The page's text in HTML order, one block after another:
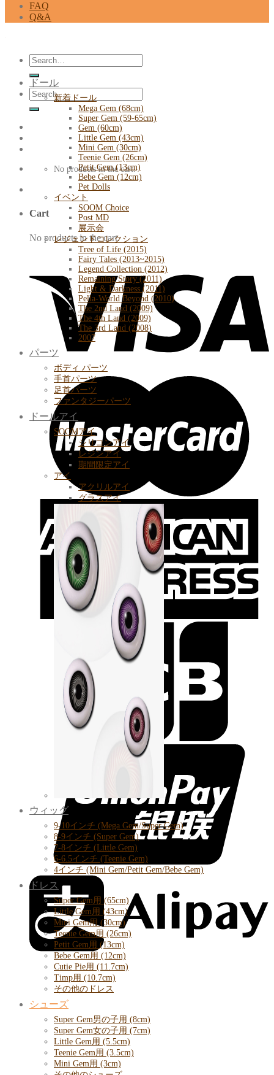
FAQ
Q&A
Search
for:
Search
for:
No products in the cart.
Cart
No products in the cart.
ドール
新着ドール
Mega Gem (68cm)
Super Gem (59-65cm)
Gem (60cm)
Little Gem (43cm)
Mini Gem (30cm)
Teenie Gem (26cm)
Petit Gem (13cm)
Bebe Gem (12cm)
Pet Dolls
イベント
SOOM Choice
Post MD
展示会
レジェンドコレクション
Tree of Life (2015)
Fairy Tales (2013~2015)
Legend Collection (2012)
Remaining Story (2011)
Light & Darkness (2011)
Pella-World Beyond (2010)
The 2nd Land (2009)
The 4th Land (2009)
The 3rd Land (2008)
2007
パーツ
ボディ パーツ
手首パーツ
足首パーツ
ファンタジーパーツ
ドールアイ
SOOMアイ
シリコンアイ
レジンアイ
期間限定アイ
アイ
アクリルアイ
グラスアイ
ウィッグ
9-10インチ (Mega Gem/Super Gem)
8-9インチ (Super Gem)
7-8インチ (Little Gem)
6-6.5インチ (Teenie Gem)
4インチ (Mini Gem/Petit Gem/Bebe Gem)
ドレス
Super Gem用 (65cm)
Little Gem用 (43cm)
Mini Gem用 (30cm)
Teenie Gem用 (26cm)
Petit Gem用 (13cm)
Bebe Gem用 (12cm)
Cutie Pie用 (11.7cm)
Timp用 (10.7cm)
その他のドレス
シューズ
Super Gem男の子用 (8cm)
Super Gem女の子用 (7cm)
Little Gem用 (5.5cm)
Teenie Gem用 (3.5cm)
Mini Gem用 (3cm)